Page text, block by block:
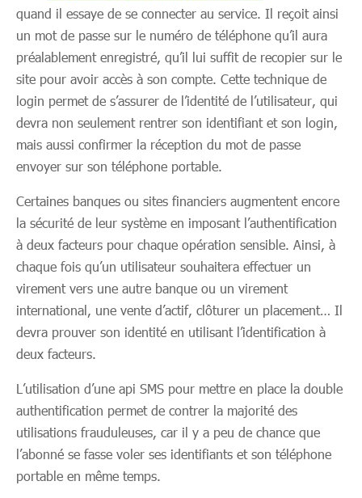
quand il essaye de se connecter au service. Il reçoit ainsi
un mot de passe sur le numéro de téléphone qu’il aura
préalablement enregistré, qu’il lui suffit de recopier sur le
site pour avoir accès à son compte. Cette technique de
login permet de s’assurer de l’identité de l’utilisateur, qui
devra non seulement rentrer son identifiant et son login,
mais aussi confirmer la réception du mot de passe
envoyer sur son téléphone portable.
Certaines banques ou sites financiers augmentent encore
la sécurité de leur système en imposant l’authentification
à deux facteurs pour chaque opération sensible. Ainsi, à
chaque fois qu’un utilisateur souhaitera effectuer un
virement vers une autre banque ou un virement
international, une vente d’actif, clôturer un placement… Il
devra prouver son identité en utilisant l’identification à
deux facteurs.
L’utilisation d’une api SMS pour mettre en place la double
authentification permet de contrer la majorité des
utilisations frauduleuses, car il y a peu de chance que
l’abonné se fasse voler ses identifiants et son téléphone
portable en même temps.